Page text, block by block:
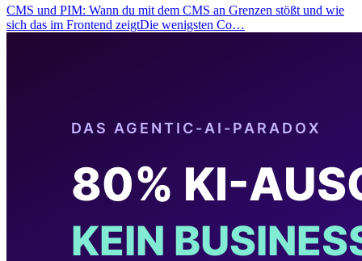
CMS und PIM: Wann du mit dem CMS an Grenzen stößt und wie
sich das im Frontend zeigtDie wenigsten Co…